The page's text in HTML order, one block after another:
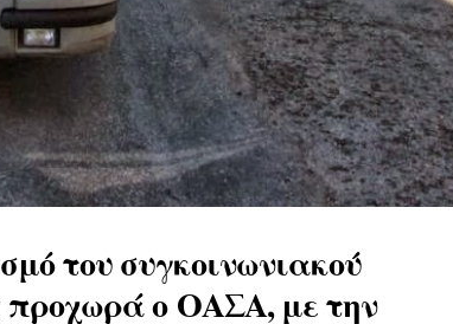
του συγκοινωνιακού
προχωρά οΟΑΣΑ, με την